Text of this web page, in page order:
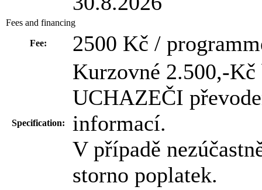
Fees and financing
Fee: 2500 Kč /
Specification:
Kurzovné 2.500,-
UCHAZEČI
informací.
V případě
storno poplatek.